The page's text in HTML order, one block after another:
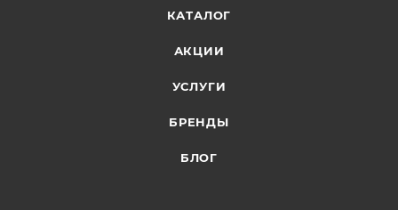
КАТАЛОГ
АКЦИИ
УСЛУГИ
БРЕНДЫ
БЛОГ